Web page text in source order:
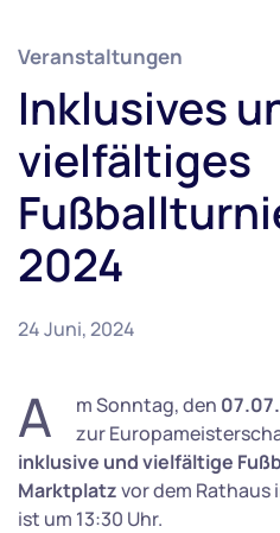
Veranstaltungen
Inklusives
vielfältiges
2024
24 Juni, 2024
A m Sonntag, den
zur
inklusive und vielfältige
Marktplatzvor dem
ist um 13:30 Uhr.